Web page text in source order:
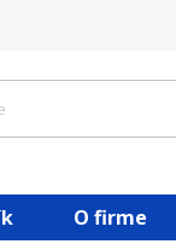
O firme